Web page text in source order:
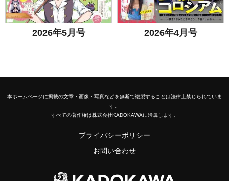
2026年5月号 2026年4月号
本ホームページに掲載の文章・画像・写真などを無断で複製することは法律上禁じられていま
す。
すべての著作権は株式会社KADOKAWAに帰属します。
プライバシーポリシー
お問い合わせ